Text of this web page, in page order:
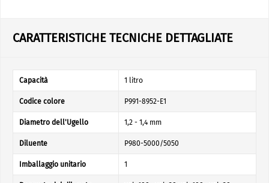
CARATTERISTICHE TECNICHE DETTAGLIATE
Capacità 1 litro
Codice colore P991-8952-E1
Diametro dell'Ugello 1,2 - 1,4 mm
Diluente P980-5000/5050
Imballaggio unitario 1